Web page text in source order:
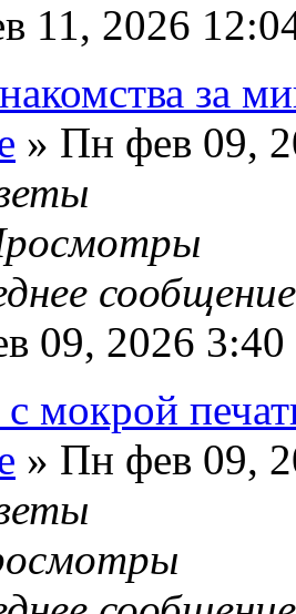
11, 2026
за
» Пн фев 09,
09, 2026 3:40
мокрой
» Пн фев 09,